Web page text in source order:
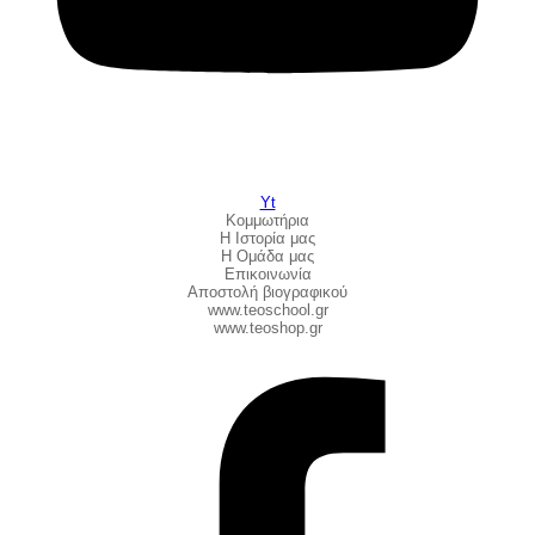
Yt
Κομμωτήρια
Η Ιστορία μας
Η Ομάδα μας
Επικοινωνία
Αποστολή βιογραφικού
www.teoschool.gr
www.teoshop.gr